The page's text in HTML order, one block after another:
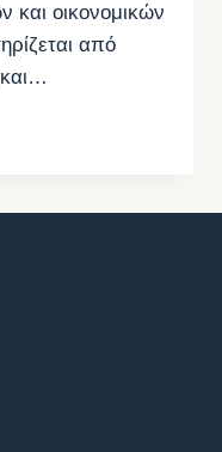
οικονομικών
από